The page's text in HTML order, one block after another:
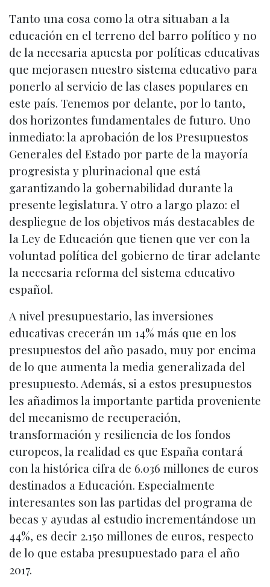
Tanto una cosa como la otra situaban a la
educación en el terreno del barro político y no
de la necesaria apuesta por políticas educativas
que mejorasen nuestro sistema educativo para
ponerlo al servicio de las clases populares en
este país. Tenemos por delante, por lo tanto,
dos horizontes fundamentales de futuro. Uno
inmediato: la aprobación de los Presupuestos
Generales del Estado por parte de la mayoría
progresista y plurinacional que está
garantizando la gobernabilidad durante la
presente legislatura. Y otro a largo plazo: el
despliegue de los objetivos más destacables de
la Ley de Educación que tienen que ver con la
voluntad política del gobierno de tirar adelante
la necesaria reforma del sistema educativo
español.
A nivel presupuestario, las inversiones
educativas crecerán un 14% más que en los
presupuestos del año pasado, muy por encima
de lo que aumenta la media generalizada del
presupuesto. Además, si a estos presupuestos
les añadimos la importante partida proveniente
del mecanismo de recuperación,
transformación y resiliencia de los fondos
europeos, la realidad es que España contará
con la histórica cifra de 6.036 millones de euros
destinados a Educación. Especialmente
interesantes son las partidas del programa de
becas y ayudas al estudio incrementándose un
44%, es decir 2.150 millones de euros, respecto
de lo que estaba presupuestado para el año
2017.